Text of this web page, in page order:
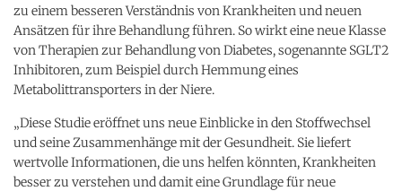
zu einem besseren Verständnis von Krankheiten und neuen
Ansätzen für ihre Behandlung führen. So wirkt eine neue Klasse
von Therapien zur Behandlung von Diabetes, sogenannte SGLT2
Inhibitoren, zum Beispiel durch Hemmung eines
Metabolittransporters in der Niere.
„Diese Studie eröffnet uns neue Einblicke in den Stoffwechsel
und seine Zusammenhänge mit der Gesundheit. Sie liefert
wertvolle Informationen, die uns helfen könnten, Krankheiten
besser zu verstehen und damit eine Grundlage für neue